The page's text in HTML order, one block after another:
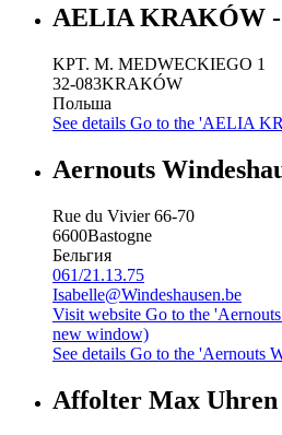
AELIA KRAKÓW
KPT. M. MEDWECKIEGO 1
32-083KRAKÓW
Польша
See details Go to the 'AELIA
Aernouts
Rue du Vivier 66-70
6600Bastogne
Бельгия
061/21.13.75
Isabelle@Windeshausen.be
Visit website Go to the
new window)
See details Go to the 'Aernouts
Affolter Max